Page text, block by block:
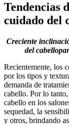
Tendencias
cuidado del
Creciente
del cabello
Recientemente, los
por los tipos y
demanda de
cabello. Por lo
cabello en los
sequedad, la
y otros, brindando